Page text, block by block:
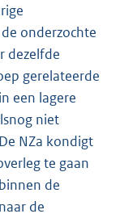
onderzochte
dezelfde
gerelateerde
een lagere
niet
NZa kondigt
te gaan
de
de